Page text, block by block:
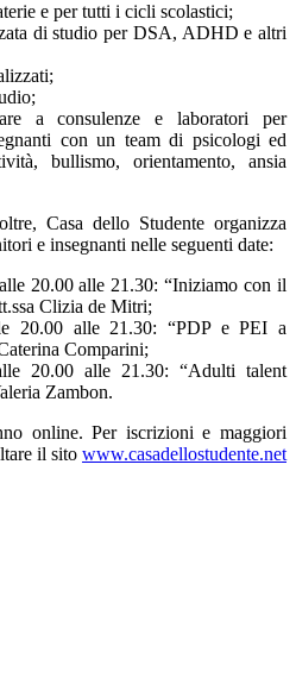
e per tutti i cicli scolastici;
di studio per DSA, ADHD e altri
a consulenze e laboratori per
con un team di psicologi ed
bullismo, orientamento, ansia
Casa dello Studente organizza
e insegnanti nelle seguenti date:
20.00 alle 21.30: “Iniziamo con il
Clizia de Mitri;
20.00 alle 21.30: “PDP e PEI a
Comparini;
20.00 alle 21.30: “Adulti talent
Zambon.
online. Per iscrizioni e maggiori
il sito www.casadellostudente.net